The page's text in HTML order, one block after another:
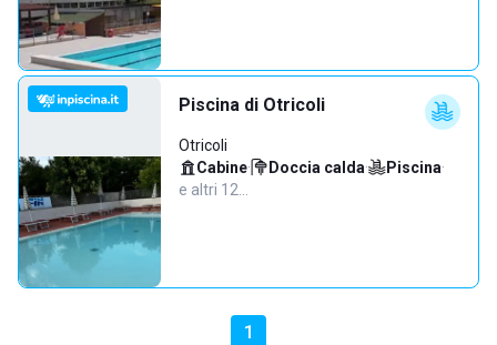
Piscina di Otricoli
Otricoli
Cabine· Doccia calda· Piscina·
e altri 12…
1